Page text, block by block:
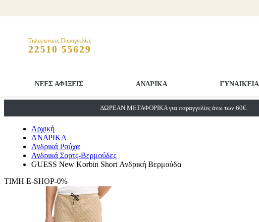
Τηλεφωνικές Παραγγελίες
22510 55629
ΝΕΕΣ ΑΦΙΞΕΙΣ ΑΝΔΡΙΚΑ ΓΥΝΑΙΚΕΙΑ
ΔΩΡΕΑΝ ΜΕΤΑΦΟΡΙΚΑ για παραγγελίες άνω των 60€.
Αρχική
ΑΝΔΡΙΚΑ
Ανδρικά Ρούχα
Ανδρικά Σορτς-Βερμούδες
GUESS New Korbin Short Ανδρική Βερμούδα
ΤΙΜΗ E-SHOP-0%